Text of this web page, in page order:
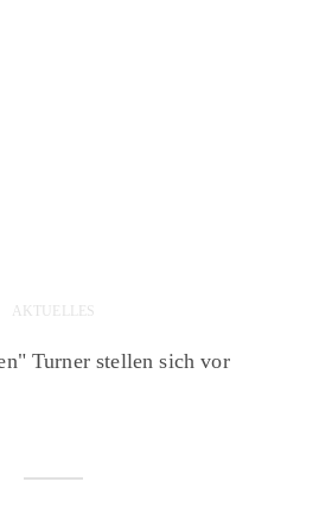
AKTUELLES
Turner stellen sich vor